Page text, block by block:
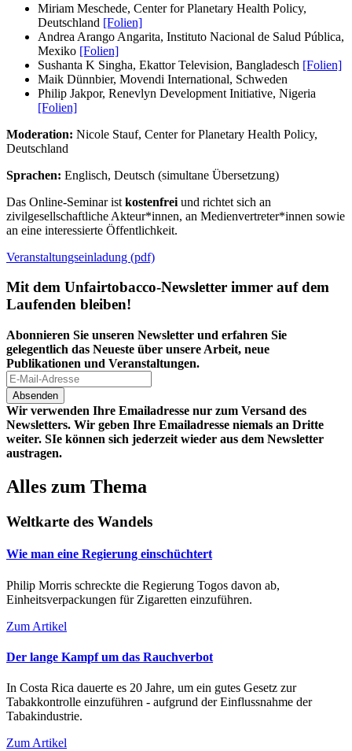
Miriam Meschede, Center for Planetary Health Policy,
Deutschland [Folien]
Andrea Arango Angarita, Instituto Nacional de Salud Pública,
Mexiko [Folien]
Sushanta K Singha, Ekattor Television, Bangladesch [Folien]
Maik Dünnbier, Movendi International, Schweden
Philip Jakpor, Renevlyn Development Initiative, Nigeria
[Folien]
Moderation: Nicole Stauf, Center for Planetary Health Policy,
Deutschland
Sprachen: Englisch, Deutsch (simultane Übersetzung)
Das Online-Seminar ist kostenfrei und richtet sich an
zivilgesellschaftliche Akteur*innen, an Medienvertreter*innen sowie
an eine interessierte Öffentlichkeit.
Veranstaltungseinladung (pdf)
Mit dem Unfairtobacco-Newsletter immer auf dem
Laufenden bleiben!
Abonnieren Sie unseren Newsletter und erfahren Sie
gelegentlich das Neueste über unsere Arbeit, neue
Publikationen und Veranstaltungen.
Wir verwenden Ihre Emailadresse nur zum Versand des
Newsletters. Wir geben Ihre Emailadresse niemals an Dritte
weiter. SIe können sich jederzeit wieder aus dem Newsletter
austragen.
Alles zum Thema
Weltkarte des Wandels
Wie man eine Regierung einschüchtert
Philip Morris schreckte die Regierung Togos davon ab,
Einheitsverpackungen für Zigaretten einzuführen.
Zum Artikel
Der lange Kampf um das Rauchverbot
In Costa Rica dauerte es 20 Jahre, um ein gutes Gesetz zur
Tabakkontrolle einzuführen - aufgrund der Einflussnahme der
Tabakindustrie.
Zum Artikel